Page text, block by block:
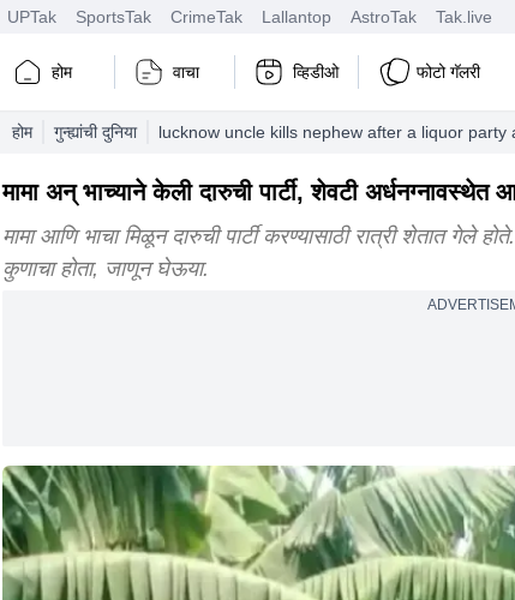
UPTak SportsTak CrimeTak Lallantop AstroTak Tak.live
होम वाचा व्हिडीओ फोटो गॅलरी
होम गुन्ह्यांची दुनिया lucknow uncle kills nephew after a liquor party
मामा अन् भाच्याने केली दारुची पार्टी, शेवटी
मामा आणि भाचा मिळून दारुची पार्टी करण्यासाठी रात्री शेतात
कुणाचा होता, जाणून घेऊया.